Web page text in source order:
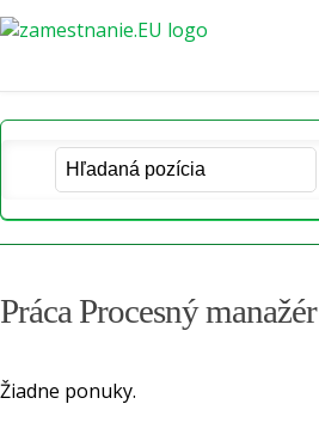
Práca Procesný manažér
Žiadne ponuky.